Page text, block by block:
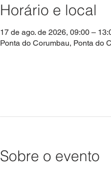
Horário e local
17 de ago. de 2026, 09:00 –
Ponta do Corumbau, Ponta do
Sobre o evento